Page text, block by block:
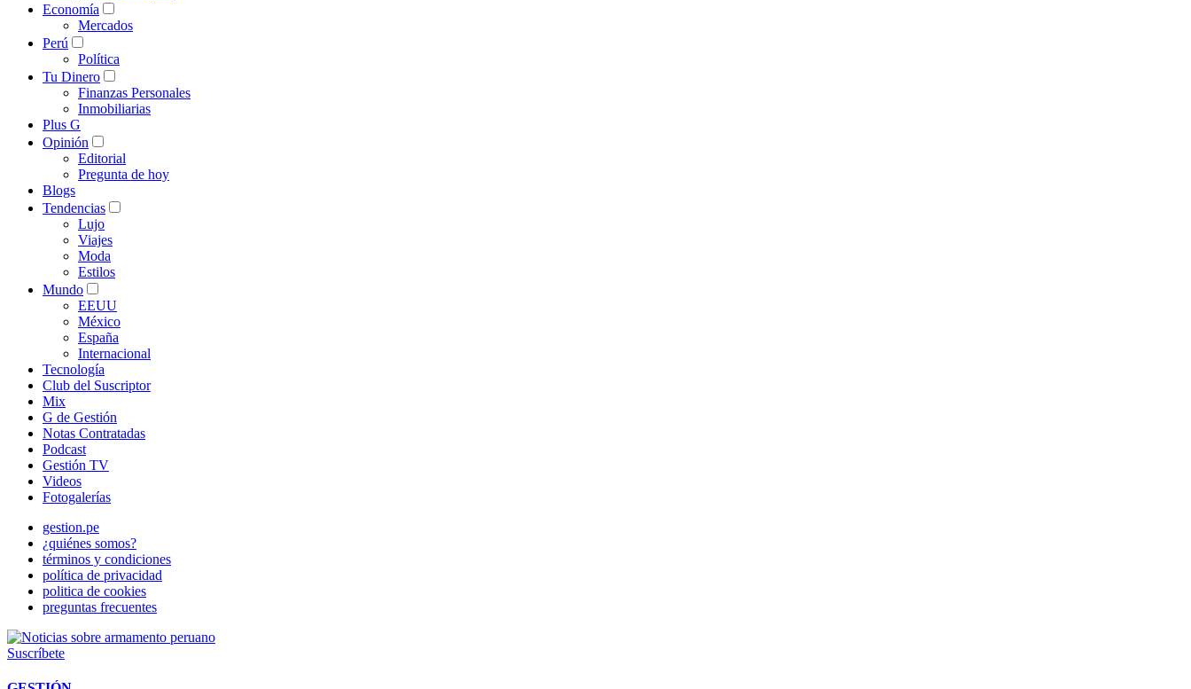
Economía
Mercados
Perú
Política
Tu Dinero
Finanzas Personales
Inmobiliarias
Plus G
Opinión
Editorial
Pregunta de hoy
Blogs
Tendencias
Lujo
Viajes
Moda
Estilos
Mundo
EEUU
México
España
Internacional
Tecnología
Club del Suscriptor
Mix
G de Gestión
Notas Contratadas
Podcast
Gestión TV
Videos
Fotogalerías
gestion.pe
¿quiénes somos?
términos y condiciones
política de privacidad
politica de cookies
preguntas frecuentes
Suscríbete